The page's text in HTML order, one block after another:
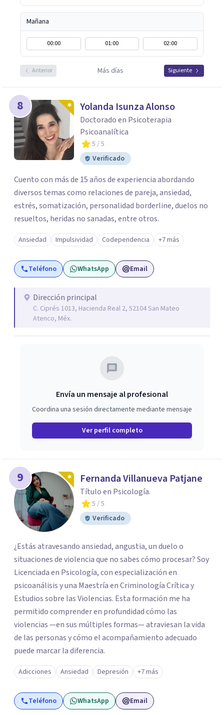
Mañana
00:00 01:00 02:00
Anterior Más días Siguiente
8 Yolanda Isunza Alonso
Doctorado en Psicoterapia
Psicoanalítica
5 / 5
Verificado
Cuento con más de 15 años de experiencia abordando
diversos temas como relaciones de pareja, ansiedad,
estrés, somatización, personalidad borderline, duelos no
resueltos, heridas no sanadas, entre otros.
Ansiedad Impulsividad Codependencia +7 más
Teléfono WhatsApp Email
Dirección principal
C. Ciprés 1013, Hacienda Real 2, 52104 San Mateo
Atenco, Méx.
Envía un mensaje al profesional
Coordina una sesión directamente mediante mensaje
Ver perfil completo
9 Fernanda Villanueva Patjane
Título en Psicología.
5 / 5
Verificado
¿Estás atravesando ansiedad, angustia, un duelo o
situaciones de violencia que no sabes cómo procesar? Soy
Licenciada en Psicología, con especialización en
psicoanálisis y una Maestría en Criminología Crítica y
Estudios sobre las Violencias. Esta formación me ha
permitido comprender en profundidad cómo las
violencias —en sus múltiples formas— atraviesan la vida
de las personas y cómo el acompañamiento adecuado
puede marcar la diferencia.
Adicciones Ansiedad Depresión +7 más
Teléfono WhatsApp Email